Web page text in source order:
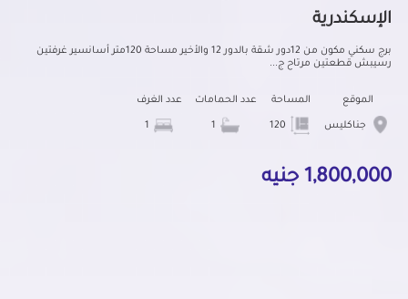
الإسكندرية
برج سكني مكون من 12دور شقة بالدور 12 والأخير مساحة 120متر أسانسير غرفتين
رسيبش قطعتين مرتاح ج...
الموقع
جناكليس
المساحة عدد الحمامات عدد الغرف
1,800,000 جنيه